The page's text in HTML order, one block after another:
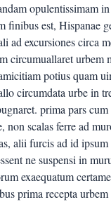
opulentissimam
est, Hispanae
ad excursiones circa
circumuallaret urbem
potius quam
circumdata urbe in
prima pars cum
non scalas ferre ad
alii furcis ad id
ne suspensi in
exaequatum
prima recepta urbem